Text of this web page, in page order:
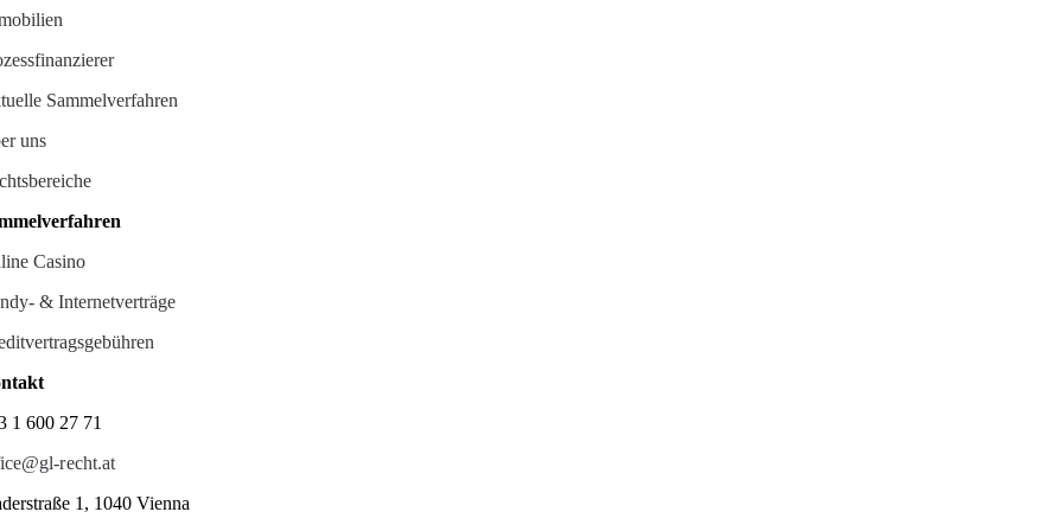
Sammelverfahren
uns
Casino
& Internetverträge
1 600 27 71
recht.at
1, 1040 Vienna